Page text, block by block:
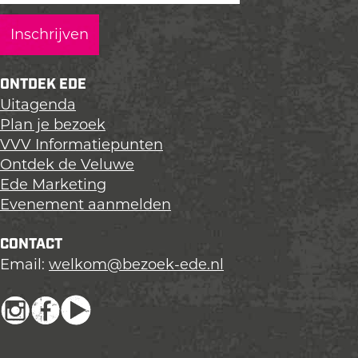
s
j
a
g
i
n
a
o
p
L
i
n
k
e
n
a
g
i
n
o
p
F
a
c
e
b
o
k
a
g
i
n
o
p
X
ONTDEK EDE
Uitagenda
Plan je bezoek
VVV Informatiepunten
Ontdek de Veluwe
Ede Marketing
Evenement aanmelden
CONTACT
Email: welkom@bezoek-ede.nl
I
F
Y